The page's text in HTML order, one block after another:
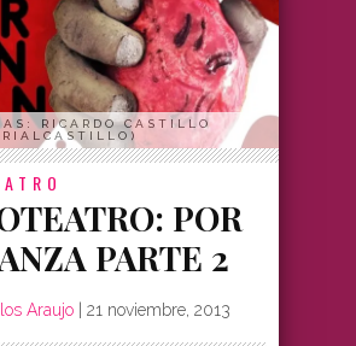
RICARDO CASTILLO
POR
PARTE 2
Araujo | 21 noviembre, 2013